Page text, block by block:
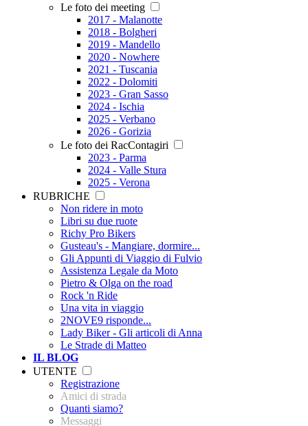
Le foto dei meeting
2017 - Malanotte
2018 - Bolgheri
2019 - Mandello
2020 - Nowhere
2021 - Tuscania
2022 - Dolomiti
2023 - Gran Sasso
2024 - Ischia
2025 - Verbano
2026 - Gorizia
Le foto dei RacContagiri
2023 - Parma
2024 - Valle Stura
2025 - Verona
RUBRICHE
Non ridere in moto
Libri su due ruote
Richy Pro Bikers
Gusteau's - Mangiare, dormire...
Gli Appunti di Viaggio di Fulvio
Assistenza Legale da Moto
Pietro & Olga on the road
Rock 'n Ride
Una vita in viaggio
2NOVE9 risponde...
Lady Biker - Gli articoli di Anna
Le Strade di Matteo
IL BLOG
UTENTE
Registrazione
Amici di strada
Quanti siamo?
Messaggi